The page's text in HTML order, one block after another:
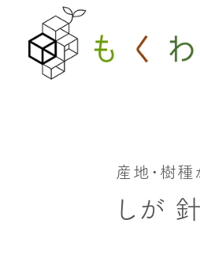
産地・樹種
しが